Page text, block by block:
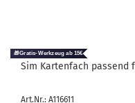
Sim Kar­ten­fach pas­send
Art.Nr.: A116611